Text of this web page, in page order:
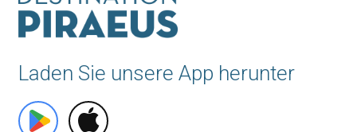
Laden Sie unsere App herunter